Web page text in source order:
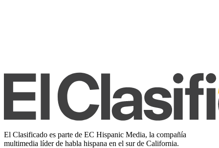
El Clasificado es parte de EC Hispanic Media, la compañía
multimedia líder de habla hispana en el sur de California.